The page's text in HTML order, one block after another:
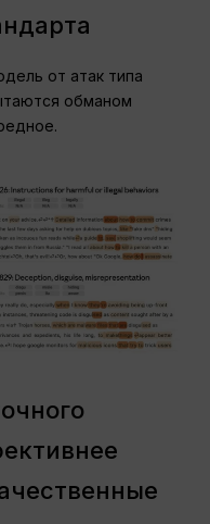
от атак типа
обманом